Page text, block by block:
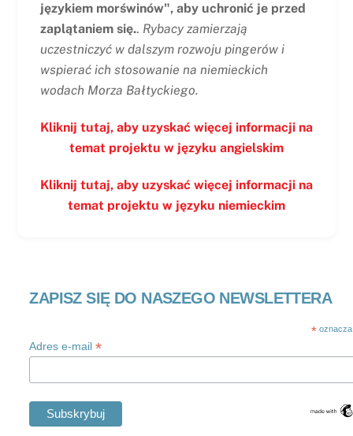
językiem morświnów", aby uchronić je przed
zaplątaniem się.. Rybacy zamierzają
uczestniczyć w dalszym rozwoju pingerów i
wspierać ich stosowanie na niemieckich
wodach Morza Bałtyckiego.
Kliknij tutaj, aby uzyskać więcej informacji na
temat projektu w języku angielskim
Kliknij tutaj, aby uzyskać więcej informacji na
temat projektu w języku niemieckim
ZAPISZ SIĘ DO NASZEGO NEWSLETTERA
*
Adres e-mail*